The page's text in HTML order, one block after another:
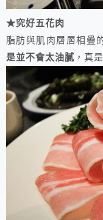
★究好五花肉
脂肪與肌肉層層相疊
是並不會太油膩 ，真